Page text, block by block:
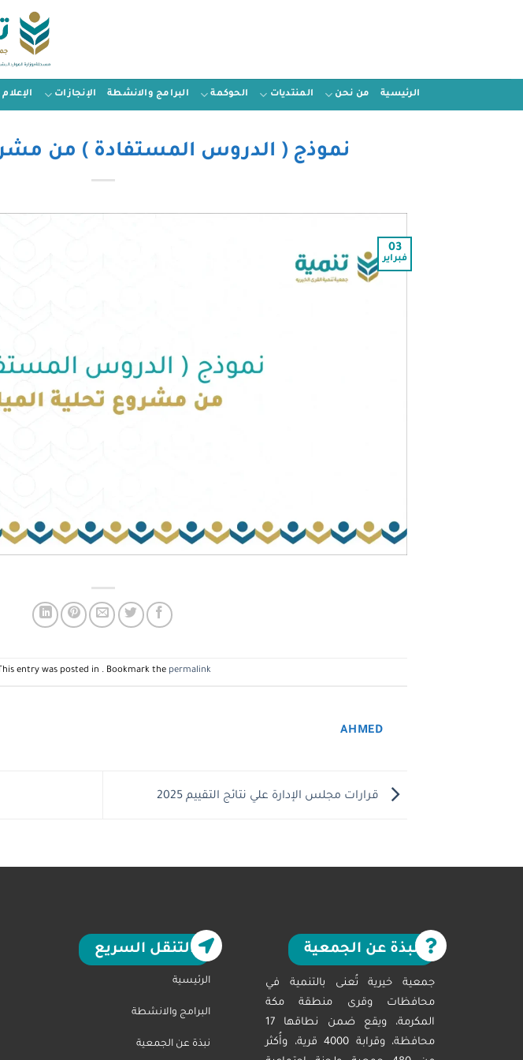
الرئيسية من نحن المنتديات الحوكمة البرامج والانشطة الإنجازات الإعلام
نموذج ( الدروس المستفادة ) من
03
فبراير
entry was posted in . Bookmark the permalink
AHMED
قرارات مجلس الإدارة علي نتائج التقييم 2025
نبذة عن الجمعية
جمعية خيرية تُعنى بالتنمية في
محافظات وقرى منطقة مكة
المكرمة، ويقع ضمن نطاقها 17
محافظة، وقرابة 4000 قرية، وأُكثر
التنقل السريع
الرئيسية
البرامج والانشطة
نبذة عن الجمعية